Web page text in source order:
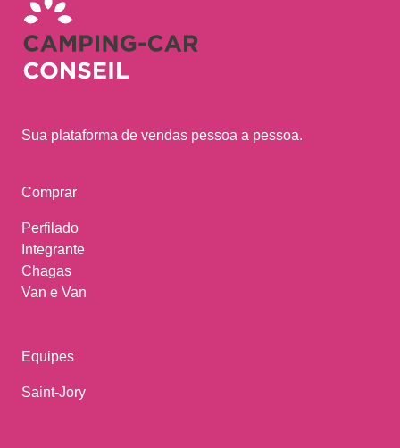
Sua plataforma de vendas pessoa a pessoa.
Comprar
Perfilado
Integrante
Chagas
Van e Van
Equipes
Saint-Jory